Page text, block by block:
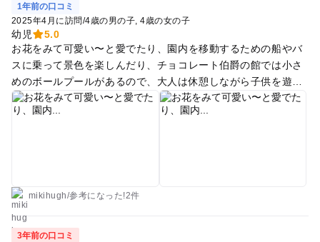
・90センチを超えるか、3歳以上か、など年齢や身長でアトラ
クションに乗れる乗れないが左右されます。1日で回りたい、
など効率よく行きたい場合には、その辺り含めて計画した方が
いいかもしれません。大抵、計画通りに行かなかったりします
が(＞人＜;) ※分かってはいましたが、ミッフィーの船は90セン
チ超えていたとしても3歳から、です。 ・ホテルオークラの駐
車場は24時間利用可能。歩く距離が少しあります 親子共にとっ
1年前の口コミ
2025年4月に訪問/4歳の男の子 4歳の女の子
幼児
5.0
お花をみて可愛い〜と愛でたり、園内を移動するための船やバ
スに乗って景色を楽しんだり、チョコレート伯爵の館では小さ
めのボールプールがあるので、大人は休憩しながら子供を遊ば
せたり。ミューズホールの前にボールトスゲームがあるので、
500円で5回ボールを投げて、目標に入れることができれば特
ボスアプリを入れておくとミッフィーのパレードも観られるの
でとても楽しめます！
mikihugh/参考に なった!2件
3年前の口コミ